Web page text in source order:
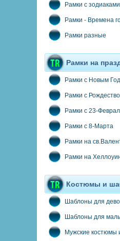
Рамки с зодиаками
Рамки - Времена
Рамки разные
Рамки на
Рамки с Новым
Рамки с
Рамки с 23-
Рамки с 8-Марта
Рамки на
Рамки на
Костюмы и
Шаблоны для
Шаблоны для
Мужские костюмы